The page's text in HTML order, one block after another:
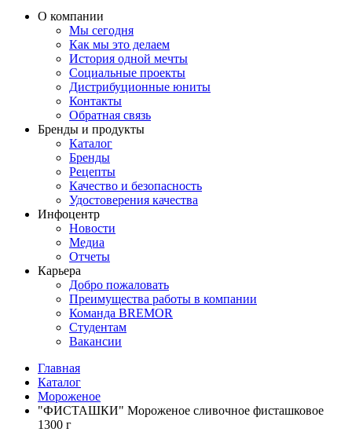
О компании
Мы сегодня
Как мы это делаем
История одной мечты
Социальные проекты
Дистрибуционные юниты
Контакты
Обратная связь
Бренды и продукты
Каталог
Бренды
Рецепты
Качество и безопасность
Удостоверения качества
Инфоцентр
Новости
Медиа
Отчеты
Карьера
Добро пожаловать
Преимущества работы в компании
Команда BREMOR
Студентам
Вакансии
Главная
Каталог
Мороженое
"ФИСТАШКИ" Мороженое сливочное фисташковое
1300 г